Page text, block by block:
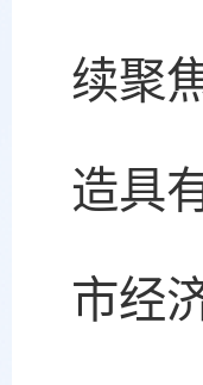
续聚
造具
市经